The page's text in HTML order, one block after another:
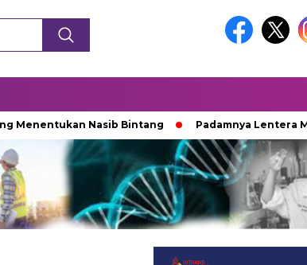
Nasib Bintang Padamnya Lentera Malam